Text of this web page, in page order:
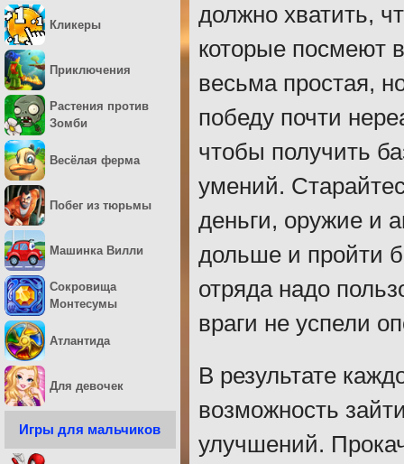
должно хватить,
которые посмеют
весьма простая,
победу почти
чтобы получить
умений.
деньги, оружие и
дольше и пройти
отряда надо
враги не успели
В результате
возможность
улучшений.
Кликеры
Приключения
Растения против
Зомби
Весёлая ферма
Побег из тюрьмы
Машинка Вилли
Сокровища
Монтесумы
Атлантида
Для девочек
Игры для мальчиков